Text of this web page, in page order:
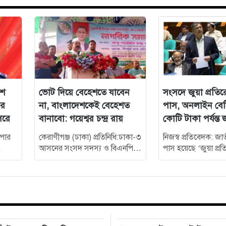
ভোট দিয়ে বেহেশতে যাবেন
না, বাংলাদেশকেই বেহেশত
বানাবো: গয়েশ্বর চন্দ্র রায়
কেরাণীগঞ্জ (ঢাকা) প্রতিনিধি:ঢাকা-৩
আসনের সংসদ সদস্য ও বিএনপির
স্থায়ী কমিটির সদস্য গয়েশ্বর চন্দ্র
সংসদে জুয়া
পাস, অনলাইন
কোটি টাকা পর্যন্ত
নিজস্ব প্রতিবেদক:
পাস হয়েছে ‘জুয়া
২০২৬’। এর মাধ্যমে